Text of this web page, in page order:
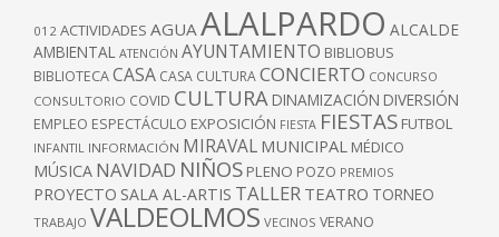
012 ACTIVIDADES AGUAALALPARDO ALCALDE
AMBIENTAL ATENCIÓN AYUNTAMIENTO BIBLIOBUS
BIBLIOTECACASA CASA CULTURACONCIERTO CONCURSO
CONSULTORIO COVID CULTURA DINAMIZACIÓN DIVERSIÓN
EMPLEO ESPECTÁCULO EXPOSICIÓN FIESTA FIESTAS FUTBOL
INFANTIL INFORMACIÓN MIRAVAL MUNICIPAL MÉDICO
MÚSICA NAVIDAD NIÑOS PLENO POZO PREMIOS
PROYECTO SALA AL-ARTIS TALLER TEATRO TORNEO
TRABAJO VALDEOLMOS VECINOS VERANO